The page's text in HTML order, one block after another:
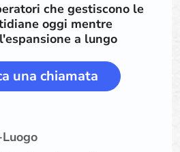
che gestiscono le
oggi mentre
a lungo
una chiamata